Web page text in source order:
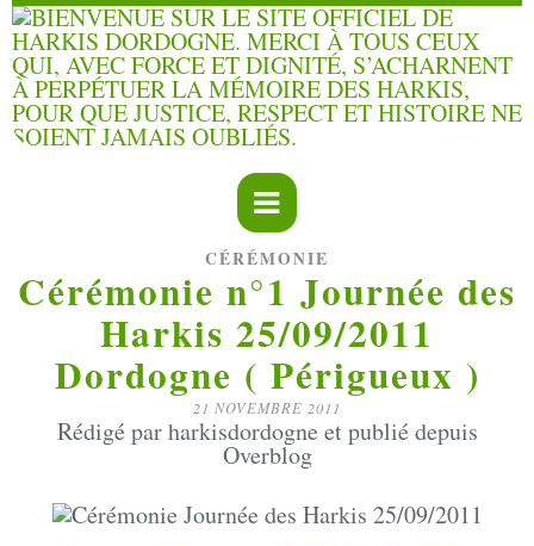
CÉRÉMONIE
Cérémonie n°1 Journée des
Harkis 25/09/2011
Dordogne ( Périgueux )
21 NOVEMBRE 2011
Rédigé par harkisdordogne et publié depuis
Overblog